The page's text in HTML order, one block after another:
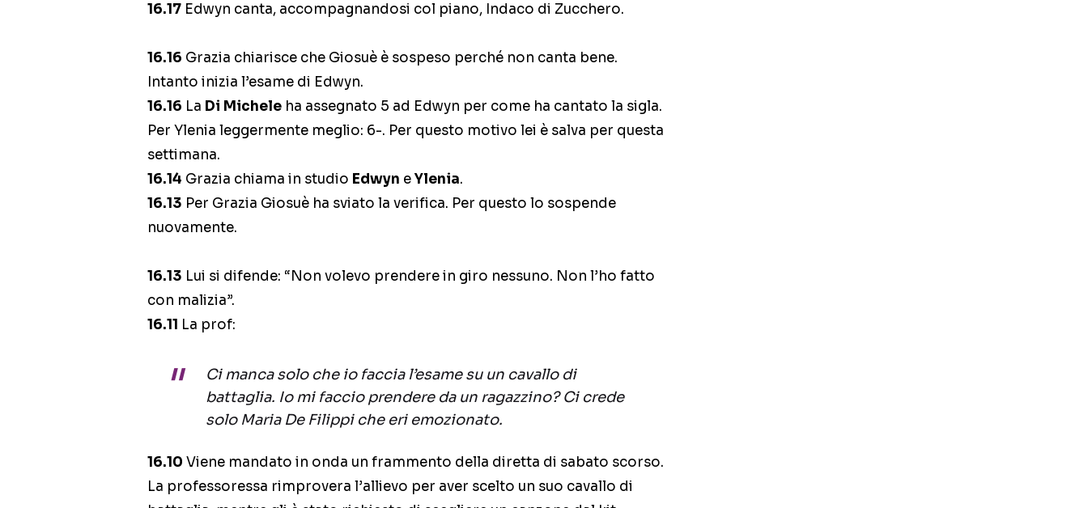
16.17 Edwyn canta, accompagnandosi col piano, Indaco di Zucchero.
16.16 Grazia chiarisce che Giosuè è sospeso perché non canta bene.
Intanto inizia l’esame di Edwyn.
16.16 La Di Michele ha assegnato 5 ad Edwyn per come ha cantato la sigla.
Per Ylenia leggermente meglio: 6-. Per questo motivo lei è salva per questa
settimana.
16.14 Grazia chiama in studio Edwyn eYlenia.
16.13 Per Grazia Giosuè ha sviato la verifica. Per questo lo sospende
nuovamente.
16.13 Lui si difende: “Non volevo prendere in giro nessuno. Non l’ho fatto
con malizia”.
16.11 La prof:
Ci manca solo che io faccia l’esame su un cavallo di
battaglia. Io mi faccio prendere da un ragazzino? Ci crede
solo Maria De Filippi che eri emozionato.
16.10 Viene mandato in onda un frammento della diretta di sabato scorso.
La professoressa rimprovera l’allievo per aver scelto un suo cavallo di